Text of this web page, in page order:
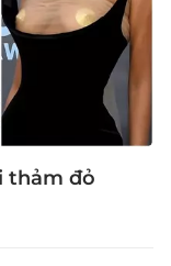
thảm đỏ